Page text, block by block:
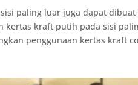
paling luar juga dapat
kertas kraft putih pada sisi
penggunaan kertas kraft